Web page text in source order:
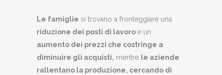
Le famiglie si trovano a fronteggiare una
riduzione dei posti di lavoroe un
aumento dei prezzi che costringe a
diminuire gli acquisti, mentre le aziende
rallentano la produzione, cercando di